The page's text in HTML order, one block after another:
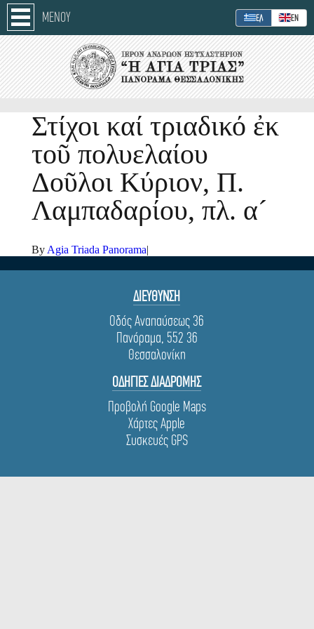
ΜΕΝΟΥ ΕΛ ΕΝ
Στίχοι καί τριαδικό ἐκ
τοῦ πολυελαίου
Δοῦλοι Κύριον, Π.
Λαμπαδαρίου, πλ. α´
By Agia Triada Panorama|
ΔΙΕΥΘΥΝΣΗ
Οδός Αναπαύσεως 36
Πανόραμα, 552 36
Θεσσαλονίκη
ΟΔΗΓΙΕΣ ΔΙΑΔΡΟΜΗΣ
Προβολή Google Maps
Χάρτες Apple
Συσκευές GPS